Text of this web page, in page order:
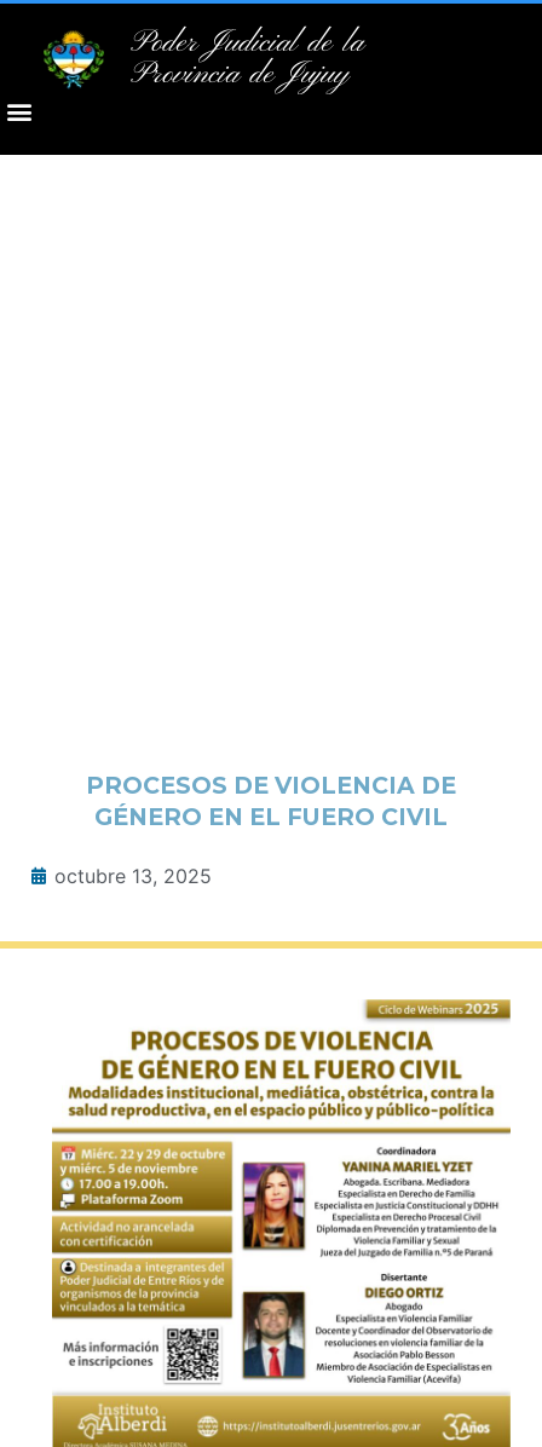
Poder Judicial de la
Provincia de Jujuy
PROCESOS DE VIOLENCIA DE
GÉNERO EN EL FUERO CIVIL
octubre 13, 2025